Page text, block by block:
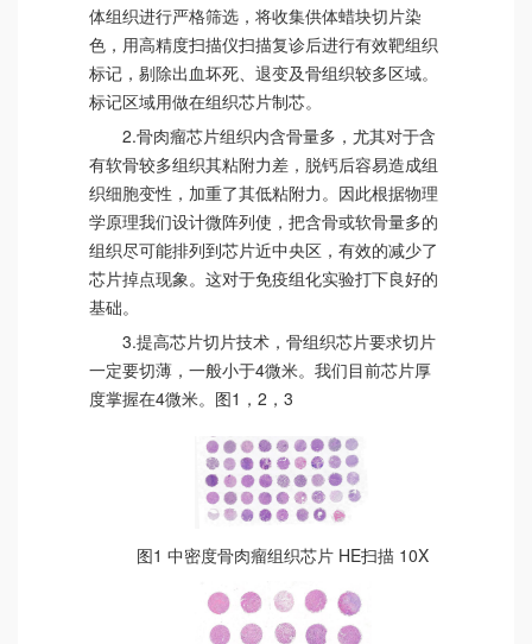
体组织进行严格筛选，将收集供体蜡块切片染
色，用高精度扫描仪扫描复诊后进行有效靶组织
标记，剔除出血坏死、退变及骨组织较多区域。
标记区域用做在组织芯片制芯。
2.骨肉瘤芯片组织内含骨量多，尤其对于含
有软骨较多组织其粘附力差，脱钙后容易造成组
织细胞变性，加重了其低粘附力。因此根据物理
学原理我们设计微阵列使，把含骨或软骨量多的
组织尽可能排列到芯片近中央区，有效的减少了
芯片掉点现象。这对于免疫组化实验打下良好的
基础。
3.提高芯片切片技术，骨组织芯片要求切片
一定要切薄，一般小于4微米。我们目前芯片厚
度掌握在4微米。图1，2，3
图1 中密度骨肉瘤组织芯片 HE扫描 10X